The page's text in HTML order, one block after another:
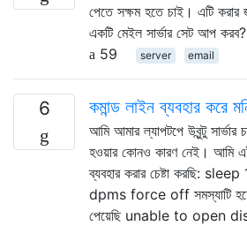
পেতে সক্ষম হতে চাই। এটি
একটি মেইল ​​সার্ভার সেট আপ করব?
59
server email
6 কমান্ড লাইন ব্যবহার করে
আমি আমার ল্যাপটপে উবুন্টু সার্ভার
হওয়ার কোনও কারণ নেই। আমি এই
ব্যবহার করার চেষ্টা করছি:
dpms force off সমস্যাটি
পেয়েছি unable to open